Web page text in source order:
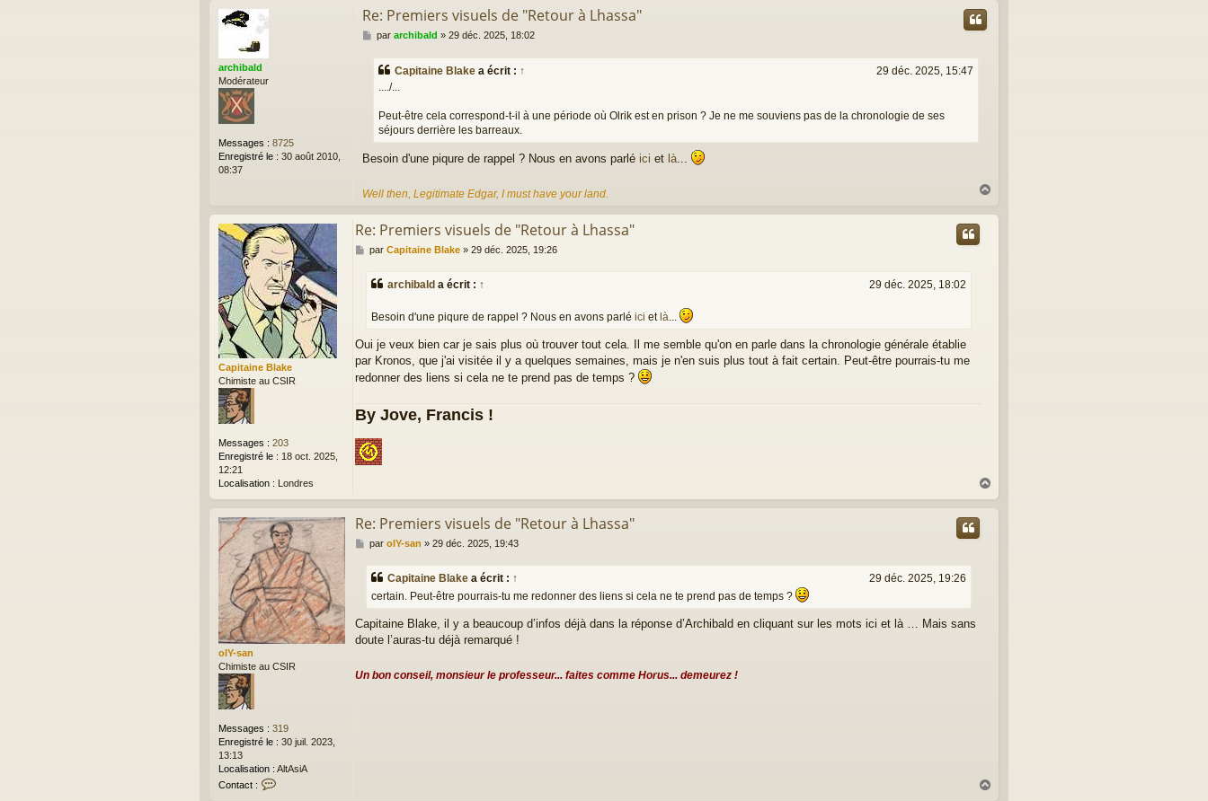
archibald
Modérateur
Messages : 8725
Enregistré le : 30 août 2010,
08:37
Re: Premiers visuels de "Retour à Lhassa"
M
s
par archibald » 29 déc. 2025, 18:02
Capitaine Blake a écrit : ↑
29 déc. 2025, 15:47
..../...
Peut-être cela correspond-t-il à une période où Olrik est en prison ? Je ne me souviens pas de la chronologie de ses
séjours derrière les barreaux.
Besoin d'une piqure de rappel ? Nous en avons parlé ici et là
Well then, Legitimate Edgar, I must have your land.
u
Capitaine Blake
Chimiste au CSIR
Messages : 203
Enregistré le : 18 oct. 2025,
12:21
Localisation : Londres
Re: Premiers visuels de "Retour à Lhassa"
M
s
e
par Capitaine Blake» 29 déc. 2025, 19:26
archibald a écrit : ↑ 29 déc. 2025, 18:02
Besoin d'une piqure de rappel ? Nous en avons parlé ici et là...
Oui je veux bien car je sais plus où trouver tout cela. Il me semble qu'on en parle dans la chronologie générale établie
par Kronos, que j'ai visitée il y a quelques semaines, mais je n'en suis plus tout à fait certain. Peut-être pourrais-tu me
redonner des liens si cela ne te prend pas de temps ?
By Jove, Francis !
a
u
olY-san
Chimiste au CSIR
Messages : 319
Enregistré le : 30 juil. 2023,
13:13
Localisation : AltAsiA
Contact :
Re: Premiers visuels de "Retour à Lhassa"
M
s
g
e
par olY-san » 29 déc. 2025, 19:43
Capitaine Blake a écrit : ↑
29 déc. 2025, 19:26
certain. Peut-être pourrais-tu me redonner des liens si cela ne te prend pas de temps ?
Capitaine Blake, il y a beaucoup d’infos déjà dans la réponse d’Archibald en cliquant sur les mots ici et là … Mais sans
doute l’auras-tu déjà remarqué !
Un bon conseil, monsieur le professeur... faites comme Horus... demeurez !